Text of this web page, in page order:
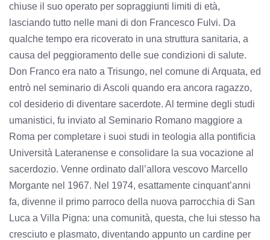
chiuse il suo operato per sopraggiunti limiti di età,
lasciando tutto nelle mani di don Francesco Fulvi. Da
qualche tempo era ricoverato in una struttura sanitaria, a
causa del peggioramento delle sue condizioni di salute.
Don Franco era nato a Trisungo, nel comune di Arquata, ed
entrò nel seminario di Ascoli quando era ancora ragazzo,
col desiderio di diventare sacerdote. Al termine degli studi
umanistici, fu inviato al Seminario Romano maggiore a
Roma per completare i suoi studi in teologia alla pontificia
Università Lateranense e consolidare la sua vocazione al
sacerdozio. Venne ordinato dall’allora vescovo Marcello
Morgante nel 1967. Nel 1974, esattamente cinquant’anni
fa, divenne il primo parroco della nuova parrocchia di San
Luca a Villa Pigna: una comunità, questa, che lui stesso ha
cresciuto e plasmato, diventando appunto un cardine per